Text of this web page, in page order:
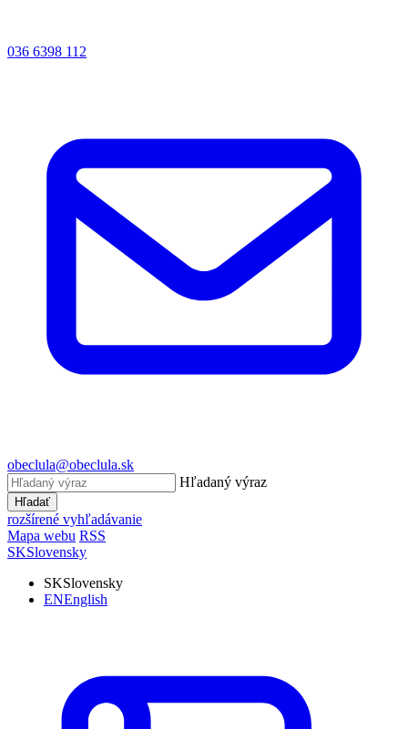
036 6398 112
obeclula@obeclula.sk
Hľadaný výraz
Hľadať
rozšírené vyhľadávanie
Mapa webu RSS
SKSlovensky
SKSlovensky
ENEnglish